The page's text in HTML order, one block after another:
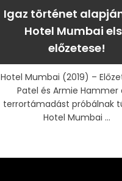
Igaz történet
Hotel Mumbai
előzetese!
Hotel Mumbai (2019) –
Patel és Armie Hammer
terrortámadást próbálnak
Hotel Mumbai ...